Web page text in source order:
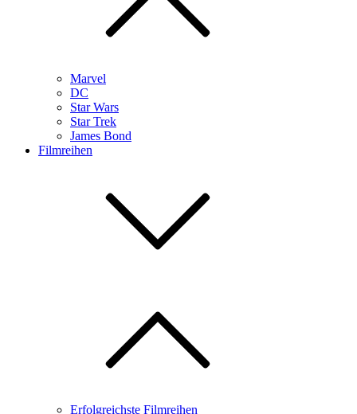
Marvel
DC
Star Wars
Star Trek
James Bond
Filmreihen
Erfolgreichste Filmreihen